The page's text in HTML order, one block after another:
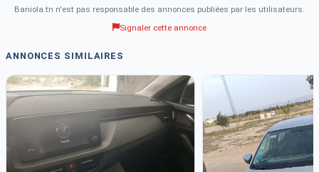
Baniola.tn n'est pas responsable des annonces publiées par les utilisateurs.
Signaler cette annonce
ANNONCES SIMILAIRES